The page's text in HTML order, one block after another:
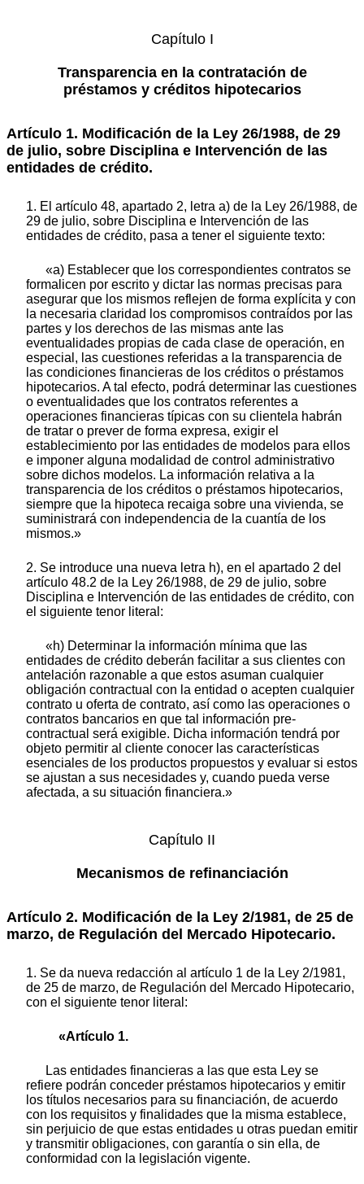
Capítulo I
Transparencia en la contratación de
préstamos y créditos hipotecarios
Artículo 1. Modificación de la Ley 26/1988, de 29
de julio, sobre Disciplina e Intervención de las
entidades de crédito.
1. El artículo 48, apartado 2, letra a) de la Ley 26/1988, de
29 de julio, sobre Disciplina e Intervención de las
entidades de crédito, pasa a tener el siguiente texto:
«a) Establecer que los correspondientes contratos se
formalicen por escrito y dictar las normas precisas para
asegurar que los mismos reflejen de forma explícita y con
la necesaria claridad los compromisos contraídos por las
partes y los derechos de las mismas ante las
eventualidades propias de cada clase de operación, en
especial, las cuestiones referidas a la transparencia de
las condiciones financieras de los créditos o préstamos
hipotecarios. A tal efecto, podrá determinar las cuestiones
o eventualidades que los contratos referentes a
operaciones financieras típicas con su clientela habrán
de tratar o prever de forma expresa, exigir el
establecimiento por las entidades de modelos para ellos
e imponer alguna modalidad de control administrativo
sobre dichos modelos. La información relativa a la
transparencia de los créditos o préstamos hipotecarios,
siempre que la hipoteca recaiga sobre una vivienda, se
suministrará con independencia de la cuantía de los
mismos.»
2. Se introduce una nueva letra h), en el apartado 2 del
artículo 48.2 de la Ley 26/1988, de 29 de julio, sobre
Disciplina e Intervención de las entidades de crédito, con
el siguiente tenor literal:
«h) Determinar la información mínima que las
entidades de crédito deberán facilitar a sus clientes con
antelación razonable a que estos asuman cualquier
obligación contractual con la entidad o acepten cualquier
contrato u oferta de contrato, así como las operaciones o
contratos bancarios en que tal información pre-
contractual será exigible. Dicha información tendrá por
objeto permitir al cliente conocer las características
esenciales de los productos propuestos y evaluar si estos
se ajustan a sus necesidades y, cuando pueda verse
afectada, a su situación financiera.»
Capítulo II
Mecanismos de refinanciación
Artículo 2. Modificación de la Ley 2/1981, de 25 de
marzo, de Regulación del Mercado Hipotecario.
1. Se da nueva redacción al artículo 1 de la Ley 2/1981,
de 25 de marzo, de Regulación del Mercado Hipotecario,
con el siguiente tenor literal:
«Artículo 1.
Las entidades financieras a las que esta Ley se
refiere podrán conceder préstamos hipotecarios y emitir
los títulos necesarios para su financiación, de acuerdo
con los requisitos y finalidades que la misma establece,
sin perjuicio de que estas entidades u otras puedan emitir
y transmitir obligaciones, con garantía o sin ella, de
conformidad con la legislación vigente.